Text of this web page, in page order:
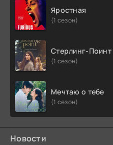
Яростная
(1 сезон)
Стерлинг-Поинт
(1 сезон)
Мечтаю о тебе
(1 сезон)
Новости